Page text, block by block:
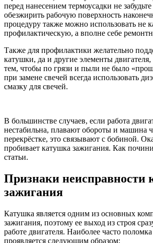
перед нанесением термоусадки не
обезжирить рабочую поверхность
процедуру также можно использовать не
профилактическую, а вполне себе
Также для профилактики желательно
катушки, да и другие элементы
тем, чтобы по грязи и пыли не было
при замене свечей всегда использовать
смазку для свечей.
В большинстве случаев, если работа
нестабильна, плавают обороты и машина
перекрёстке, это связывают с бобиной.
пробивает катушка зажигания. Как
статьи.
Признаки неисправности
зажигания
Катушка является одним из основных
зажигания, поэтому ее выход из строя
работе двигателя. Наиболее часто
проявляется следующим образом: